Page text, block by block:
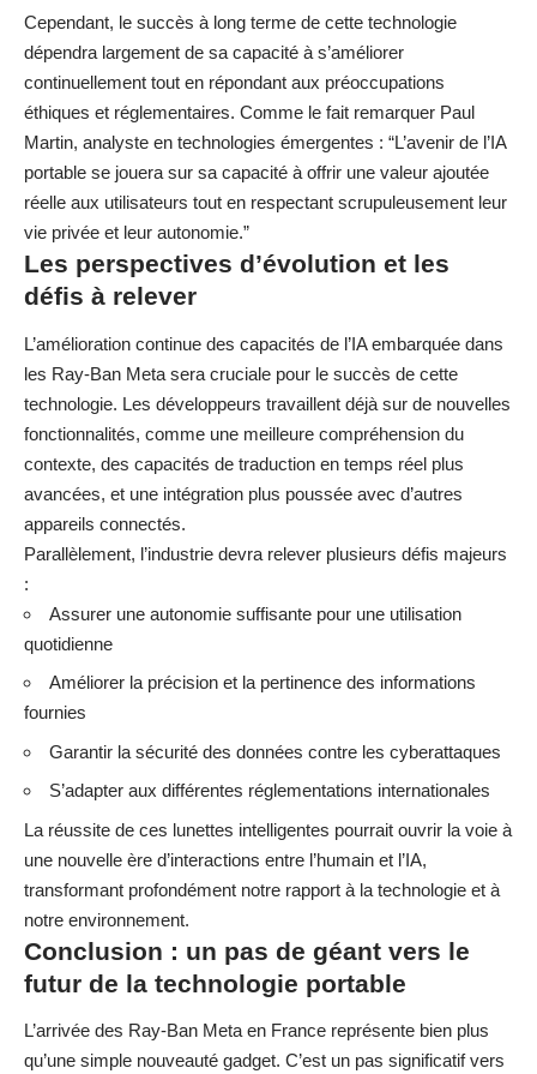
Cependant, le succès à long terme de cette technologie
dépendra largement de sa capacité à s’améliorer
continuellement tout en répondant aux préoccupations
éthiques et réglementaires. Comme le fait remarquer Paul
Martin, analyste en technologies émergentes : “L’avenir de l’IA
portable se jouera sur sa capacité à offrir une valeur ajoutée
réelle aux utilisateurs tout en respectant scrupuleusement leur
vie privée et leur autonomie.”
Les perspectives d’évolution et les
défis à relever
L’amélioration continue des capacités de l’IA embarquée dans
les Ray-Ban Meta sera cruciale pour le succès de cette
technologie. Les développeurs travaillent déjà sur de nouvelles
fonctionnalités, comme une meilleure compréhension du
contexte, des capacités de traduction en temps réel plus
avancées, et une intégration plus poussée avec d’autres
appareils connectés.
Parallèlement, l’industrie devra relever plusieurs défis majeurs
:
Assurer une autonomie suffisante pour une utilisation
quotidienne
Améliorer la précision et la pertinence des informations
fournies
Garantir la sécurité des données contre les cyberattaques
S’adapter aux différentes réglementations internationales
La réussite de ces lunettes intelligentes pourrait ouvrir la voie à
une nouvelle ère d’interactions entre l’humain et l’IA,
transformant profondément notre rapport à la technologie et à
notre environnement.
Conclusion : un pas de géant vers le
futur de la technologie portable
L’arrivée des Ray-Ban Meta en France représente bien plus
qu’une simple nouveauté gadget. C’est un pas significatif vers